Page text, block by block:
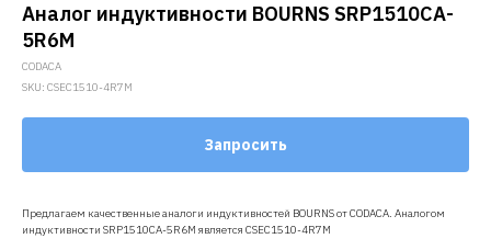
Аналог индуктивности BOURNS SRP1510CA-
5R6M
CODACA
SKU: CSEC1510-4R7M
Запросить
Предлагаем качественные аналоги индуктивностей BOURNS от CODACA. Аналогом
индуктивности SRP1510CA-5R6M является CSEC1510-4R7M